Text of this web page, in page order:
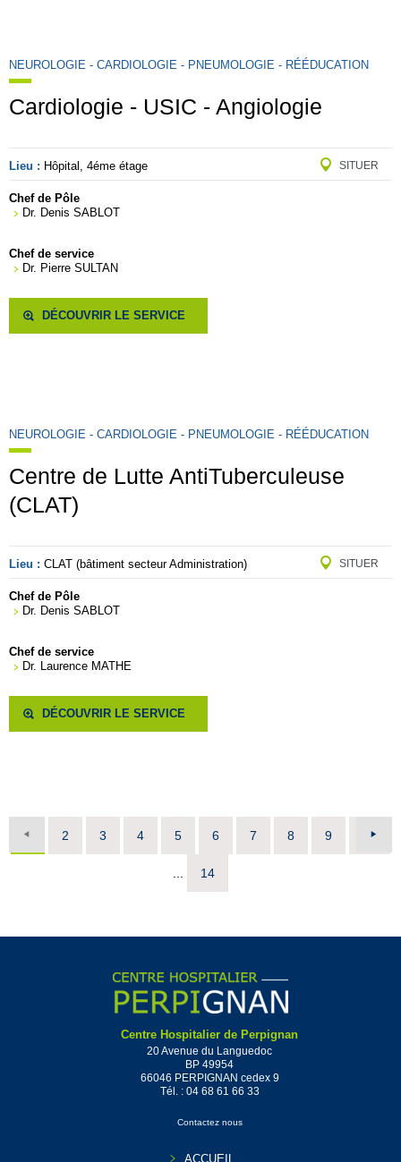
NEUROLOGIE - CARDIOLOGIE - PNEUMOLOGIE - RÉÉDUCATION
Cardiologie - USIC - Angiologie
Lieu : Hôpital, 4éme étage SITUER
Chef de Pôle
Dr. Denis SABLOT
Chef de service
Dr. Pierre SULTAN
DÉCOUVRIR LE SERVICE
NEUROLOGIE - CARDIOLOGIE - PNEUMOLOGIE - RÉÉDUCATION
Centre de Lutte AntiTuberculeuse
(CLAT)
Lieu : CLAT (bâtiment secteur Administration) SITUER
Chef de Pôle
Dr. Denis SABLOT
Chef de service
Dr. Laurence MATHE
DÉCOUVRIR LE SERVICE
1 2 3 4 5 6 7 8 9 10
14
Centre Hospitalier de Perpignan
20 Avenue du Languedoc
BP 49954
66046 PERPIGNAN cedex 9
Tél. : 04 68 61 66 33
Contactez nous
ACCUEIL